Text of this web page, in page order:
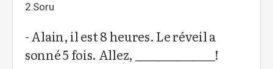
2.Soru
- Alain, il est 8 heures. Le réveil a
sonné 5 fois. Allez, _______________!